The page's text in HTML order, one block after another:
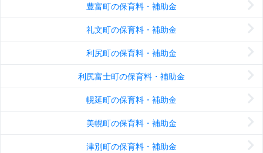
豊富町の保育料・補助金
礼文町の保育料・補助金
利尻町の保育料・補助金
利尻富士町の保育料・補助金
幌延町の保育料・補助金
美幌町の保育料・補助金
津別町の保育料・補助金